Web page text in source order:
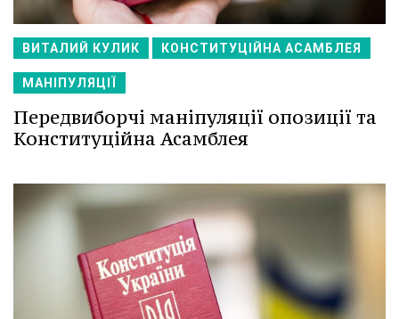
ВИТАЛИЙ КУЛИК КОНСТИТУЦІЙНА АСАМБЛЕЯ
МАНІПУЛЯЦІЇ
Передвиборчі маніпуляції опозиції та
Конституційна Асамблея